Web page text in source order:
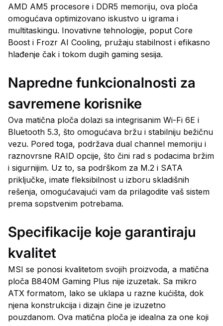
AMD AM5 procesore i DDR5 memoriju, ova ploča
omogućava optimizovano iskustvo u igrama i
multitaskingu. Inovativne tehnologije, poput Core
Boost i Frozr AI Cooling, pružaju stabilnost i efikasno
hlađenje čak i tokom dugih gaming sesija.
Napredne funkcionalnosti za
savremene korisnike
Ova matična ploča dolazi sa integrisanim Wi-Fi 6E i
Bluetooth 5.3, što omogućava bržu i stabilniju bežičnu
vezu. Pored toga, podržava dual channel memoriju i
raznovrsne RAID opcije, što čini rad s podacima bržim
i sigurnijim. Uz to, sa podrškom za M.2 i SATA
priključke, imate fleksibilnost u izboru skladišnih
rešenja, omogućavajući vam da prilagodite vaš sistem
prema sopstvenim potrebama.
Specifikacije koje garantiraju
kvalitet
MSI se ponosi kvalitetom svojih proizvoda, a matična
ploča B840M Gaming Plus nije izuzetak. Sa mikro
ATX formatom, lako se uklapa u razne kućišta, dok
njena konstrukcija i dizajn čine je izuzetno
pouzdanom. Ova matična ploča je idealna za one koji